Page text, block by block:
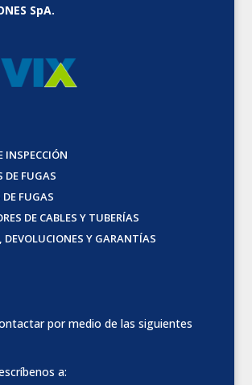
SpA.
INSPECCIÓN
DE FUGAS
FUGAS
DE CABLES Y TUBERÍAS
DEVOLUCIONES Y GARANTÍAS
por medio de las siguientes
a: